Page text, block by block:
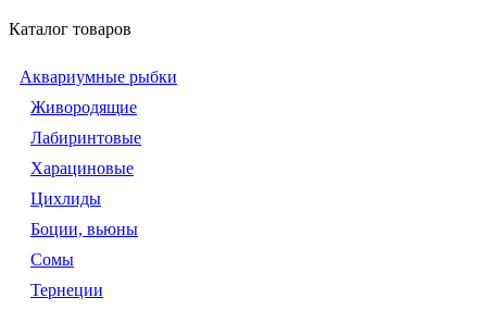
Каталог товаров
Аквариумные рыбки
Живородящие
Лабиринтовые
Харациновые
Цихлиды
Боции, вьюны
Сомы
Тернеции